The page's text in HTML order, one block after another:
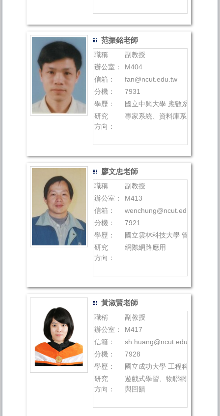
范振銘老師
職稱
副教授
辦公室：
M404
信箱：
fan@ncut.edu.tw
分機：
7931
學歷：
國立中興大學 應數系 學士
研究
方向：
專家系統、資料庫系統
廖文忠老師
職稱
副教授
辦公室：
M413
信箱：
wenchung@ncut.edu.tw
分機：
7921
學歷：
國立雲林科技大學 管理研究所
研究
方向：
網際網路應用
黃淑賢老師
職稱
副教授
辦公室：
M417
信箱：
sh.huang@ncut.edu.tw
分機：
7928
學歷：
國立成功大學 工程科學系 博士
研究
方向：
遊戲式學習、物聯網、STEAM
與回饋